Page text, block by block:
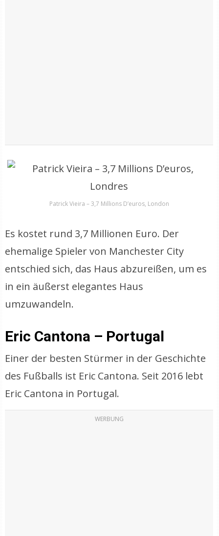
Patrick Vieira – 3,7 Millions D’euros, London
Es kostet rund 3,7 Millionen Euro. Der
ehemalige Spieler von Manchester City
entschied sich, das Haus abzureißen, um es
in ein äußerst elegantes Haus
umzuwandeln.
Eric Cantona – Portugal
Einer der besten Stürmer in der Geschichte
des Fußballs ist Eric Cantona. Seit 2016 lebt
Eric Cantona in Portugal.
WERBUNG